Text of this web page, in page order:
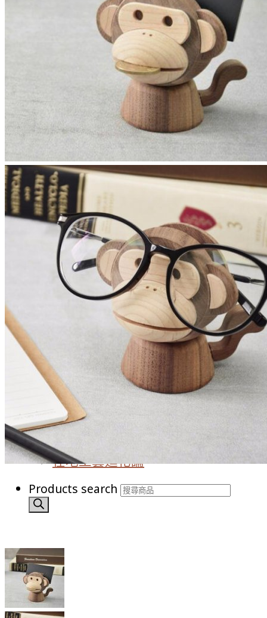
砧板｜鍋具｜廚房器具
食碗｜盤子
餐墊｜杯墊(架)
湯匙｜筷子｜叉子｜筷架
杯｜瓶｜吸管
生活家用
家具｜燈具｜置物
香氛｜沐浴｜保養
寵物用品
療癒小物
文房具
收納｜3C周邊｜辦公小物
筆記本｜明信片｜賀卡
紙膠帶｜書籤｜筆袋書套
服飾配件
外出包袋｜隨身小包
帽子｜手帕｜領帶｜棉巾
耳環｜吊飾｜胸針
Blog
Howdy期間限定活動
Howdy特別報導
臺灣工藝
工藝的笑顏
在地工藝進化論
Products search